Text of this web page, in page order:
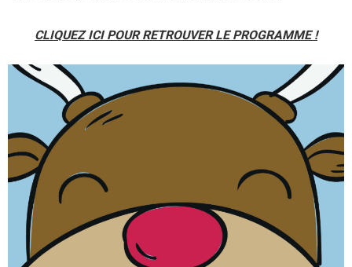
CLIQUEZ ICI POUR RETROUVER LE PROGRAMME !